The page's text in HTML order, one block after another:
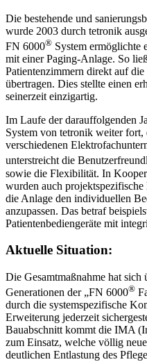
Die bestehende und
wurde 2003 durch tetronik
FN 6000® System ermöglichte
mit einer Paging-Anlage. So
Patientenzimmern direkt auf
übertragen. Dies stellte einen
seinerzeit einzigartig.
Im Laufe der darauffolgenden
System von tetronik weiter
verschiedenen
unterstreicht die
sowie die Flexibilität. In
wurden auch
die Anlage den individuellen
anzupassen. Das betraf
Patientenbediengeräte mit
Aktuelle Situation:
Die Gesamtmaßnahme hat sich
Generationen der „FN 6000®
durch die systemspezifische
Erweiterung jederzeit
Bauabschnitt kommt die IMA
zum Einsatz, welche völlig
deutlichen Entlastung des